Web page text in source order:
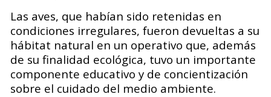
Las aves, que habían sido retenidas en
condiciones irregulares, fueron devueltas a su
hábitat natural en un operativo que, además
de su finalidad ecológica, tuvo un importante
componente educativo y de concientización
sobre el cuidado del medio ambiente.